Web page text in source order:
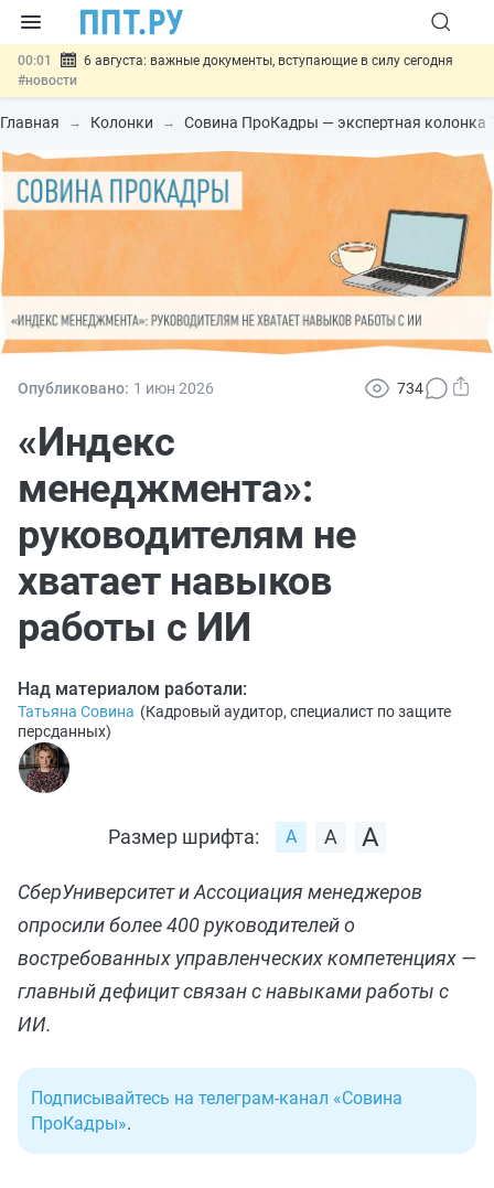
00:01
6 августа: важные документы, вступающие в силу сегодня
#новости
05.08 Обновили сообщения НПФ о договорах НПО и долгосрочных
сбережений#новости
гражданство: закон подписан
05.08 Систему страхования вкладов распространили на электронные
кошельки #новости
Подписан закон об упрощении госзакупок по 44-ФЗ
Главная Колонки Совина ПроКадры — экспертная колонка
Опубликовано: 1 июн 2026 734
«Индекс
менеджмента»:
руководителям не
хватает навыков
работы с ИИ
Над материалом работали:
Татьяна Совина (Кадровый аудитор, специалист по защите
персданных)
Размер шрифта:
СберУниверситет и Ассоциация менеджеров
опросили более 400 руководителей о
востребованных управленческих компетенциях —
главный дефицит связан с навыками работы с
ИИ.
Подписывайтесь на телеграм-канал «Совина
ПроКадры».